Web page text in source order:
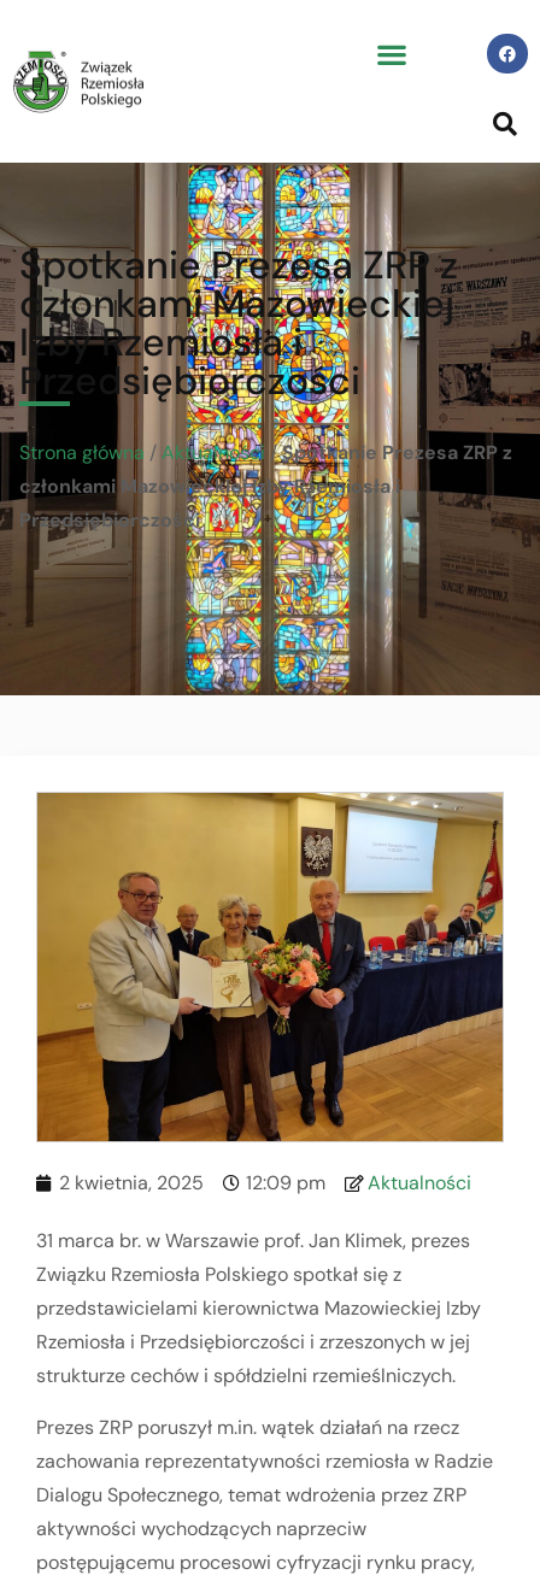
Spotkanie Prezesa ZRP z
członkami Mazowieckiej
Izby Rzemiosła i
Przedsiębiorczości
Strona główna /Aktualności /Spotkanie Prezesa ZRP z
członkami Mazowieckiej Izby Rzemiosła i
Przedsiębiorczości
2 kwietnia, 2025 12:09 pm Aktualności
31 marca br. w Warszawie prof. Jan Klimek, prezes
Związku Rzemiosła Polskiego spotkał się z
przedstawicielami kierownictwa Mazowieckiej Izby
Rzemiosła i Przedsiębiorczości i zrzeszonych w jej
strukturze cechów i spółdzielni rzemieślniczych.
Prezes ZRP poruszył m.in. wątek działań na rzecz
zachowania reprezentatywności rzemiosła w Radzie
Dialogu Społecznego, temat wdrożenia przez ZRP
aktywności wychodzących naprzeciw
postępującemu procesowi cyfryzacji rynku pracy,